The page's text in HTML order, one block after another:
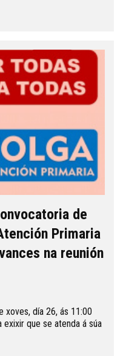
de
Primaria
na reunión
xoves, día 26, ás 11:00
exixir que se atenda á súa